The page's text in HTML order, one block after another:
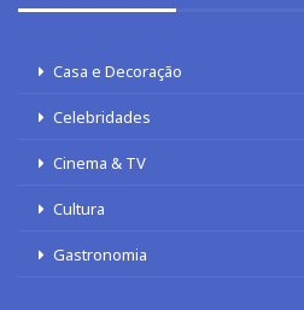
Casa e Decoração
Celebridades
Cinema & TV
Cultura
Gastronomia